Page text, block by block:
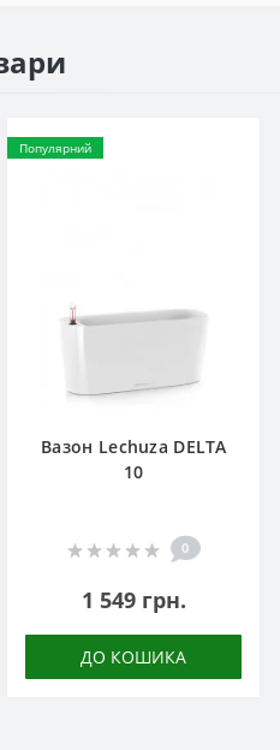
Популярний
Вазон Lechuza DELTA
10
0
1 549 грн.
ДО КОШИКА